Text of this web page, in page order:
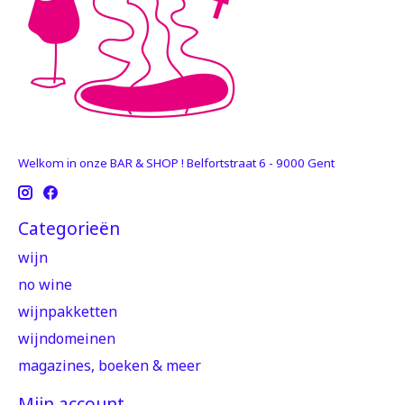
Welkom in onze BAR & SHOP ! Belfortstraat 6 - 9000 Gent
Categorieën
wijn
no wine
wijnpakketten
wijndomeinen
magazines, boeken & meer